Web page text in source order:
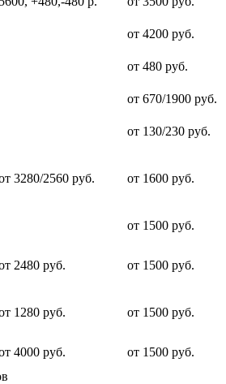
от 4200 руб.
от 480 руб.
от 670/1900 руб.
от 130/230 руб.
3280/2560 руб. от 1600 руб.
от 1500 руб.
2480 руб. от 1500 руб.
1280 руб. от 1500 руб.
4000 руб.
от 1500 руб.